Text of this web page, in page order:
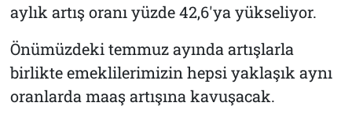
aylık artış oranı yüzde 42,6'ya yükseliyor.
Önümüzdeki temmuz ayında artışlarla
birlikte emeklilerimizin hepsi yaklaşık aynı
oranlarda maaş artışına kavuşacak.